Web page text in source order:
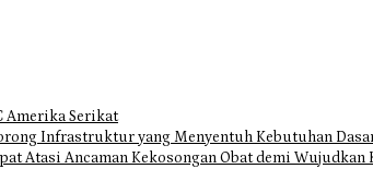
Amerika Serikat
Infrastruktur yang Menyentuh Kebutuhan
Atasi Ancaman Kekosongan Obat demi Wujudkan